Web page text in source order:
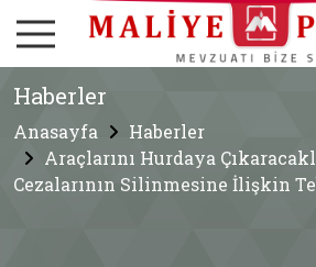
Haberler
Anasayfa
Haberler
Araçlarını Hurdaya
Cezalarının Silinmesine İlişkin